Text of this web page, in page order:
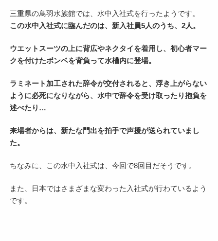
三重県の鳥羽水族館では、水中入社式を行ったようです。
この水中入社式に臨んだのは、新入社員5人のうち、2人。
ウエットスーツの上に背広やネクタイを着用し、初心者マー
クを付けたボンベを背負って水槽内に登場。
ラミネート加工された辞令が交付されると、浮き上がらない
ように必死になりながら、水中で辞令を受け取ったり抱負を
述べたり…
来場者からは、新たな門出を拍手で声援が送られていまし
た。
ちなみに、この水中入社式は、今回で8回目だそうです。
また、日本ではさまざまな変わった入社式が行わているよう
です。